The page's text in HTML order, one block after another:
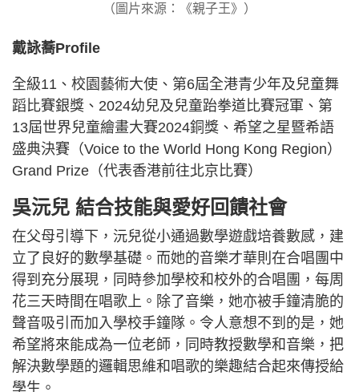
（圖片來源：《親子王》）
戴詠蕎Profile
全級11、校園藝術大使、第6屆全港青少年及兒童舞
蹈比賽銀獎、2024幼兒及兒童跆拳道比賽冠軍、第
13屆世界兒童繪畫大賽2024銅獎、希望之星暨希語
盛典決賽（Voice to the World Hong Kong Region）
Grand Prize（代表香港前往北京比賽）
吳沅兒 結合技能與愛好回饋社會
在父母引導下，沅兒從小通過數學遊戲培養數感，建
立了良好的數學基礎。而她的音樂才華則在合唱團中
得到充分展現，同時參加學校和校外的合唱團，每周
花三天時間在唱歌上。除了音樂，她亦被手鐘清脆的
聲音吸引而加入學校手鐘隊。令人意想不到的是，她
希望將來能成為一位老師，同時教授數學和音樂，把
解決數學題的邏輯思維和唱歌的樂趣結合起來傳授給
學生。